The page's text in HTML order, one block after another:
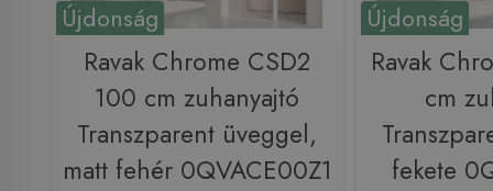
Újdonság
Ravak Chrome CSD2
100 cm zuhanyajtó
Transzparent üveggel,
matt fehér 0QVACE00Z1
Újdonság
Ravak
cm
fekete